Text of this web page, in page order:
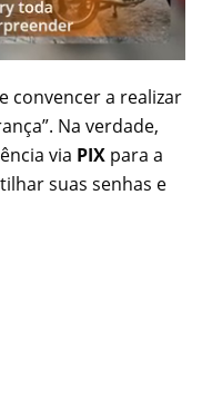
convencer a realizar
Na verdade,
via PIX para a
suas senhas e